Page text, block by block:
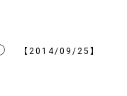
① 【2014/09/25】